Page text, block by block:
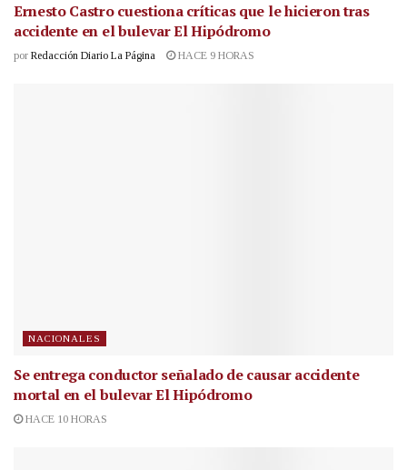
Ernesto Castro cuestiona críticas que le hicieron tras
accidente en el bulevar El Hipódromo
por Redacción Diario La Página HACE 9 HORAS
NACIONALES
Se entrega conductor señalado de causar accidente
mortal en el bulevar El Hipódromo
HACE 10 HORAS